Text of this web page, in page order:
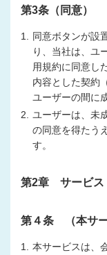
第3条（同意）
1.
同意ボタンが設
り、当社は、ユ
用規約に同意し
内容とした契約
ユーザーの間に
2.
ユーザーは、未
の同意を得たう
す。
第2章 サービス
第４条 （本サー
1.
本サービスは、